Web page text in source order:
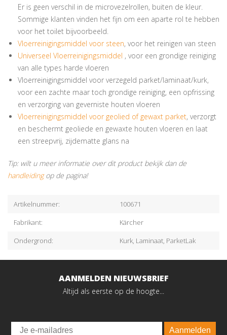
Er is geen verschil in de microvezelrollen, buiten de kleur.
Sommige klanten vinden het fijn om een aparte rol te hebben
voor het toilet bijvoorbeeld.
Vloerreinigingsmiddel voor steen, voor het reinigen van steen
Universeel Vloerreinigingsmiddel , voor een grondige reiniging
van alle types harde vloeren
Vloerreinigingsmiddel voor verzegeld parket/laminaat/kurk,
voor een zachte maar toch grondige reiniging, een opfrissing
en verzorging van geverniste houten vloeren
Vloerreinigingsmiddel voor geolied of gewaxt parket, verzorgt
en beschermt geoliede en gewaxte houten vloeren en laat
een streepvrij, zijdematte glans na
Tip: wilt u meer informatie over dit product bekijk dan de
handleidingop de pagina!
Artikelnummer:
100671
Fabrikant:
Kärcher
Ondergrond:
Kurk, Laminaat, ParketLak
AANMELDEN NIEUWSBRIEF
Altijd als eerste op de hoogte...
Email
Aanmelden